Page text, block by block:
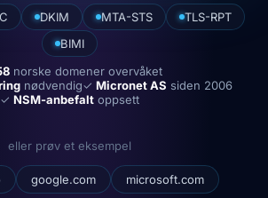
DKIM MTA-STS
TLS-RPT
BIMI
norske domener overvåket
nødvendig✓ Micronet AS siden 2006
✓ NSM-anbefaltoppsett
eller prøv et eksempel
google.com microsoft.com